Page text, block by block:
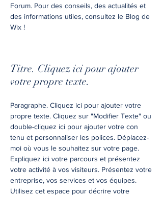
Forum. Pour des conseils, des actualités et
des informations utiles, consultez le Blog de
Wix !
Titre. Cliquez ici pour ajouter
votre propre texte.
Paragraphe. Cliquez ici pour ajouter votre
propre texte. Cliquez sur "Modifier Texte" ou
double-cliquez ici pour ajouter votre con
tenu et personnaliser les polices. Déplacez-
moi où vous le souhaitez sur votre page.
Expliquez ici votre parcours et présentez
votre activité à vos visiteurs. Présentez votre
entreprise, vos services et vos équipes.
Utilisez cet espace pour décrire votre